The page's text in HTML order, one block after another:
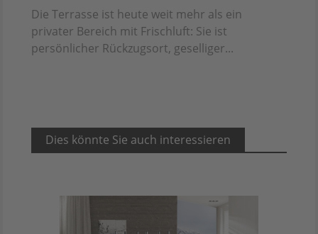
Die Terrasse ist heute weit mehr als ein
privater Bereich mit Frischluft: Sie ist
persönlicher Rückzugsort, geselliger...
Dies könnte Sie auch interessieren